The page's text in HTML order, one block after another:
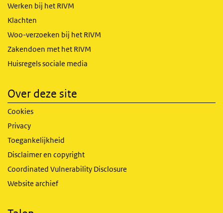
Werken bij het RIVM
Klachten
Woo-verzoeken bij het RIVM
Zakendoen met het RIVM
Huisregels sociale media
Over deze site
Cookies
Privacy
Toegankelijkheid
Disclaimer en copyright
Coordinated Vulnerability Disclosure
Website archief